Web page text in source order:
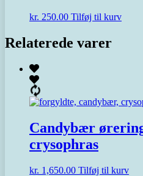
kr. 250.00 Tilføj til kurv
Relaterede varer
Candybær
crysophras
kr. 1,650.00 Tilføj til kurv